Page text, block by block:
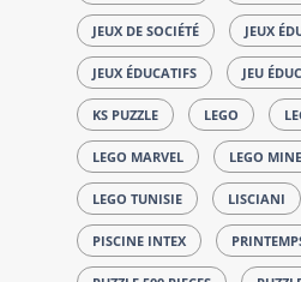
JEUX DE SOCIÉTÉ JEUX
JEUX ÉDUCATIFS JEU
KS PUZZLE LEGO
LEGO MARVEL LEGO
LEGO TUNISIE LISCIANI
PISCINE INTEX